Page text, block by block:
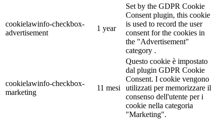
cookielawinfo-checkbox-
advertisement
1 year
Set by the GDPR Cookie
Consent plugin, this cookie
is used to record the user
consent for the cookies in
the "Advertisement"
category .
cookielawinfo-checkbox-
marketing
11 mesi
Questo cookie è impostato
dal plugin GDPR Cookie
Consent. I cookie vengono
utilizzati per memorizzare il
consenso dell'utente per i
cookie nella categoria
"Marketing".